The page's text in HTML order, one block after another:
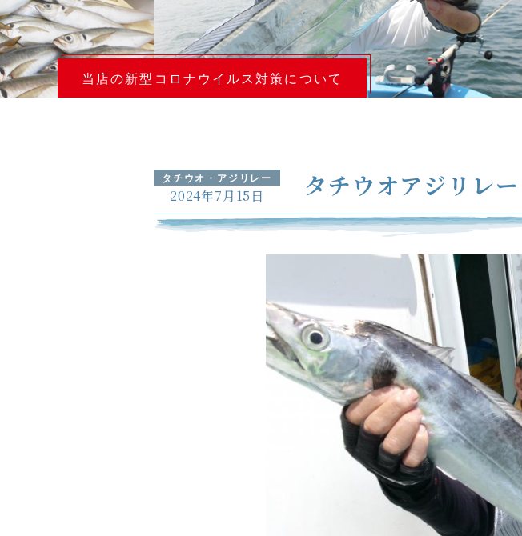
当店の新型コロナウイルス対策について
タチウオ・アジリレー
2024年7月15日 タチウオアジリレー